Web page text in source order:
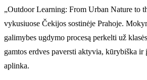
„Outdoor Learning: From Urban Nature to
vykusiuose Čekijos sostinėje Prahoje.
galimybes ugdymo procesą perkelti už
gamtos erdves paversti aktyvia, kūrybiška
aplinka.